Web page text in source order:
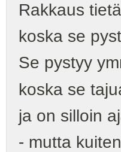
Rakkaus
koska se
Se pystyy
koska se
ja on silloin
- mutta